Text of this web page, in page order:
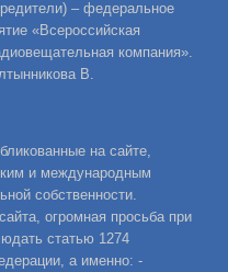
– федеральное
«Всероссийская
компания».
В.
на сайте,
и международным
собственности.
огромная просьба при
статью 1274
а именно: -